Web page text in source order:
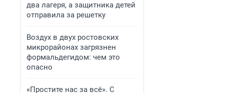
два лагеря, а защитника детей
отправила за решетку
Воздух в двух ростовских
микрорайонах загрязнен
формальдегидом: чем это
опасно
«Простите нас за всё». С